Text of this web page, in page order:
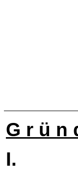
G r ü n
I.